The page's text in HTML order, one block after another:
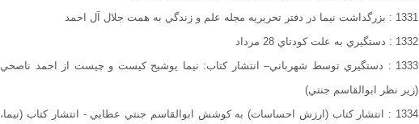
1331 : بزرگداشت نيما در دفتر تحريريه مجله علم و زندگي به همت جلال آل احمد
1332 : دستگيري به علت كودتاي 28 مرداد
1333 : دستگيري توسط شهرباني– انتشار كتاب: نيما يوشيج كيست و چيست از احمد ناصحي
(زير نظر ابوالقاسم جنتي)
1334 : انتشار كتاب (ارزش احساسات) به كوشش ابوالقاسم جنتي عطايي - انتشار كتاب (نيما،